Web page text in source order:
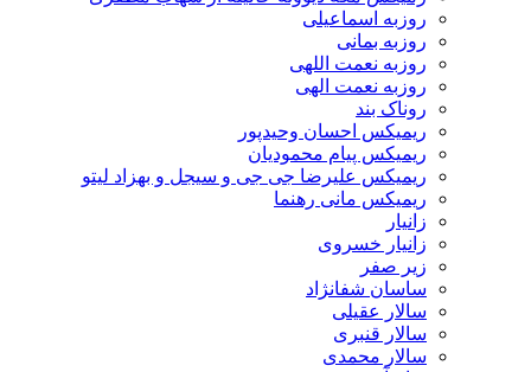
روزبه اسماعیلی
روزبه بمانی
روزبه نعمت اللهی
روزبه نعمت الهی
روناک بند
ریمیکس احسان وحیدپور
ریمیکس پیام محمودیان
ریمیکس علیرضا جی جی و سیجل و بهزاد لیتو
ریمیکس مانی رهنما
زانیار
زانیار خسروی
زیر صفر
ساسان شفانژاد
سالار عقیلی
سالار قنبری
سالار محمدی